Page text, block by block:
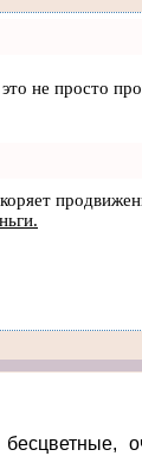
не просто